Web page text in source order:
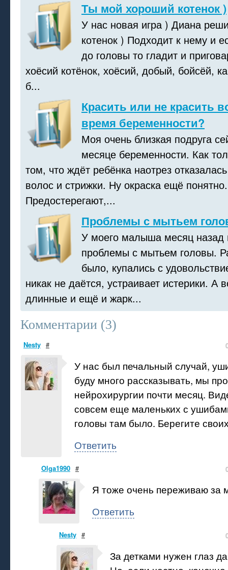
Ты мой хороший котенок )
У нас новая игра ) Диана
котенок ) Подходит к нему и
до головы то гладит и
хоёсий котёнок, хоёсий, добый, бойсёй,
б...
Красить или не красить
время беременности?
Моя очень близкая подруга
месяце беременности. Как
том, что ждёт ребёнка наотрез
волос и стрижки. Ну окраска ещё понятно.
Предостерегают,...
Проблемы с мытьем
У моего малыша месяц назад
проблемы с мытьем головы.
было, купались с
никак не даётся, устраивает истерики. А
длинные и ещё и жарк...
Комментарии (3)
Nesty #
У нас был печальный случай,
буду много рассказывать, мы
нейрохирургии почти месяц.
совсем еще маленьких с
головы там было. Берегите
Ответить
Olga1990 #
Я тоже очень переживаю за
Ответить
Nesty #
За детками нужен глаз